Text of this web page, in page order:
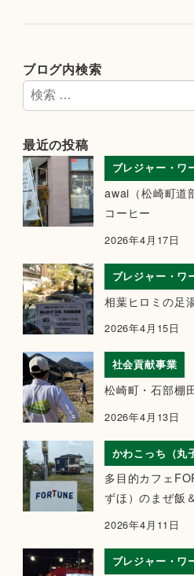
ブログ内検索
検
索
最近の投稿
ブレジャー・ワ
awai（松崎町道
コーヒー
2026年4月17日
ブレジャー・ワ
相葉ヒロミの足
2026年4月15日
社会貢献事業
松崎町・石部棚
2026年4月13日
かわこっち（丸
多目的カフェ
ずほ）のまぜ飯
2026年4月11日
ブレジャー・ワ